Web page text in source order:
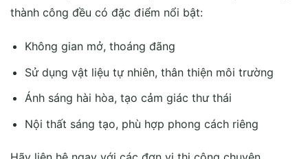
thành công đều có đặc điểm nổi bật:
Không gian mở, thoáng đãng
Sử dụng vật liệu tự nhiên, thân thiện môi trường
Ánh sáng hài hòa, tạo cảm giác thư thái
Nội thất sáng tạo, phù hợp phong cách riêng